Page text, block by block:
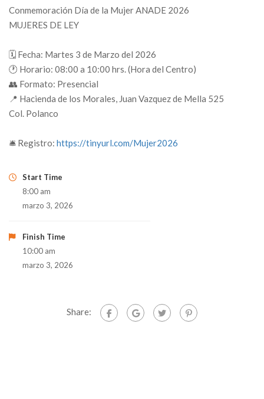
Conmemoración Día de la Mujer ANADE 2026
MUJERES DE LEY
🗓 Fecha: Martes 3 de Marzo del 2026
🕐 Horario: 08:00 a 10:00 hrs. (Hora del Centro)
👥 Formato: Presencial
📍 Hacienda de los Morales, Juan Vazquez de Mella 525
Col. Polanco
🛎️ Registro: https://tinyurl.com/Mujer2026
Start Time
8:00 am
marzo 3, 2026
Finish Time
10:00 am
marzo 3, 2026
Share: